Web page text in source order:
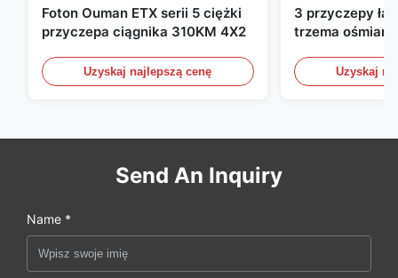
Foton Ouman ETX serii 5 ciężki
przyczepa ciągnika 310KM 4X2
Uzyskaj najlepszą cenę
3 przyczepy
trzema
bocznymiUzyskaj
Send An Inquiry
Name *